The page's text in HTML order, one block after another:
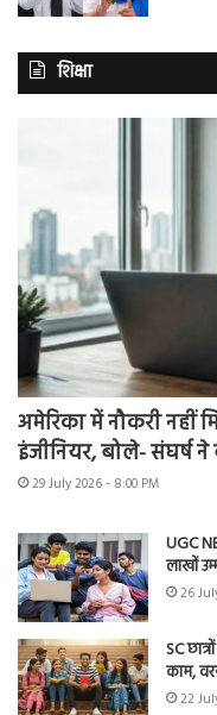
शिक्षा
अमेरिका में नौकरी नहीं
इंजीनियर, बोले- संघर्ष
29 July 2026 - 8:00 PM
UGC
लाखों
26
SC
काम,
22